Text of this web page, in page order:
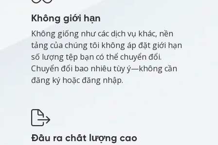
Không giới hạn
Không giống như các dịch vụ khác, nền
tảng của chúng tôi không áp đặt giới hạn
số lượng tệp bạn có thể chuyển đổi.
Chuyển đổi bao nhiêu tùy ý—không cần
đăng ký hoặc đăng nhập.
Đầu ra chất lượng cao